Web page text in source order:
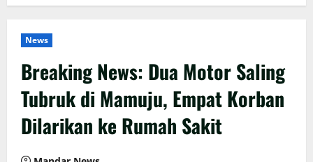
News
Breaking News: Dua Motor Saling
Tubruk di Mamuju, Empat Korban
Dilarikan ke Rumah Sakit